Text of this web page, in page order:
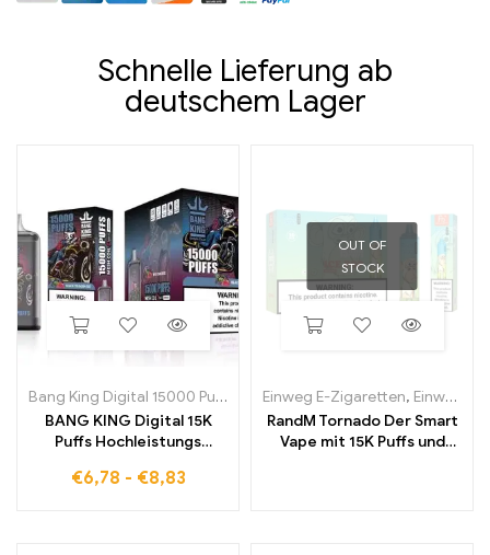
Schnelle Lieferung ab
deutschem Lager
Bang King Digital 15000 Puffs
BANG KING Digital 15K
Puffs Hochleistungs
intensivem Geschmack
€6,78 - €8,83
OUT OF
STOCK
Einweg E-Zigaretten, Einweg-E-Zigaretten in Belgien
RandM Tornado Der Smart
Vape mit 15K Puffs und